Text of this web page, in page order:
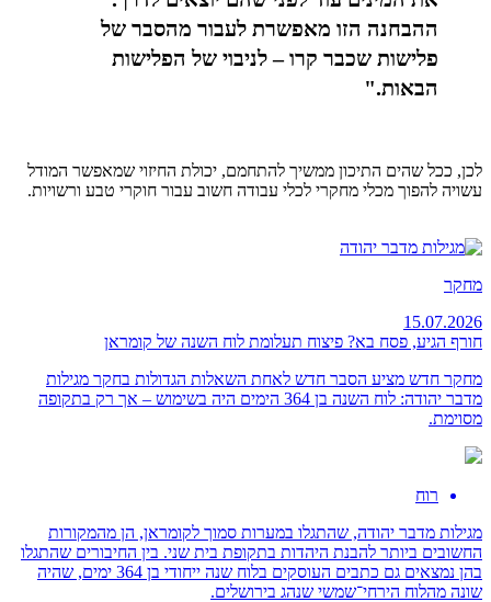
ההבחנה הזו מאפשרת לעבור מהסבר של
פלישות שכבר קרו – לניבוי של הפלישות
הבאות."
לכן, ככל שהים התיכון ממשיך להתחמם, יכולת החיזוי שמאפשר המודל
עשויה להפוך מכלי מחקרי לכלי עבודה חשוב עבור חוקרי טבע ורשויות.
מחקר
15.07.2026
חורף הגיע, פסח בא? פיצוח תעלומת לוח השנה של קומראן
מחקר חדש מציע הסבר חדש לאחת השאלות הגדולות בחקר מגילות
מדבר יהודה: לוח השנה בן 364 הימים היה בשימוש – אך רק בתקופה
מסוימת.
רוח
מגילות מדבר יהודה, שהתגלו במערות סמוך לקומראן, הן מהמקורות
החשובים ביותר להבנת היהדות בתקופת בית שני. בין החיבורים שהתגלו
בהן נמצאים גם כתבים העוסקים בלוח שנה ייחודי בן 364 ימים, שהיה
שונה מהלוח הירחי־שמשי שנהג בירושלים.